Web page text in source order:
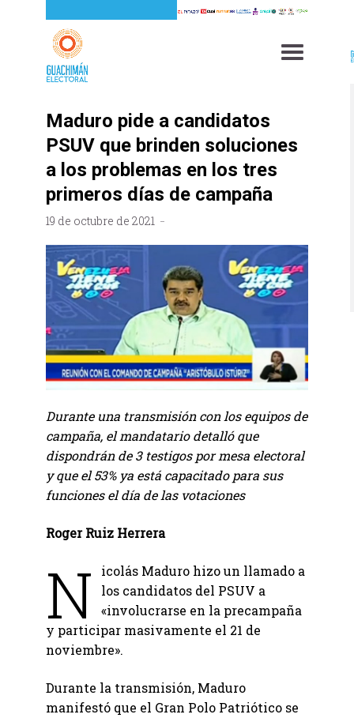
Maduro pide a candidatos
PSUV que brinden soluciones
a los problemas en los tres
primeros días de campaña
19 de octubre de 2021
Durante una transmisión con los equipos de
campaña, el mandatario detalló que
dispondrán de 3 testigos por mesa electoral
y que el 53% ya está capacitado para sus
funciones el día de las votaciones
Roger Ruiz Herrera
N
icolás Maduro hizo un llamado a
los candidatos del PSUV a
«involucrarse en la precampaña
y participar masivamente el 21 de
noviembre».
Durante la transmisión, Maduro
manifestó que el Gran Polo Patriótico se